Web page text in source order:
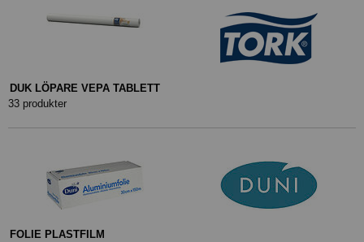
DUK LÖPARE VEPA TABLETT
33 produkter
FOLIE PLASTFILM